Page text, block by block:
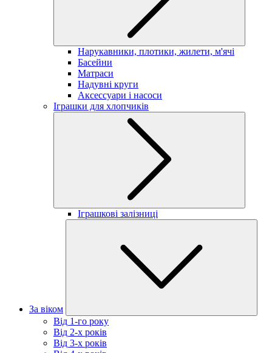
Нарукавники, плотики, жилети, м'ячі
Басейни
Матраси
Надувні круги
Аксессуари і насоси
Іграшки для хлопчиків
Іграшкові залізниці
За віком
Від 1-го року
Від 2-х років
Від 3-х років